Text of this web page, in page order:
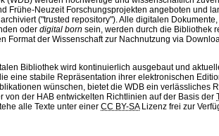
Frühe-Neuzeit Forschungsprojekten angeboten und
("trusted repository"). Alle digitalen
oder digital born sein, werden durch die Bibliothek
Format der Wissenschaft zur Nachnutzung via
Bibliothek wird kontinuierlich ausgebaut und
eine stabile Repräsentation ihrer elektronischen
wünschen, bietet die WDB ein verlässliches
von der HAB entwickelten Richtlinien auf der Basis der
alle Texte unter einer CC BY-SALizenz frei zur